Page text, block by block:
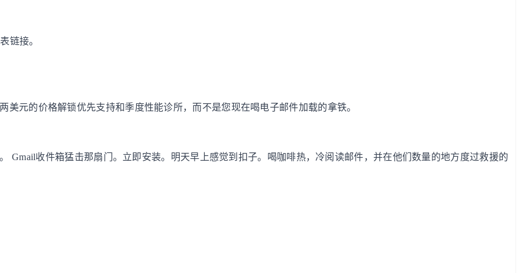
链接。
元的价格解锁优先支持和季度性能诊所，而不是您现在喝电子邮件加载的拿铁。
Gmail收件箱猛击那扇门。立即安装。明天早上感觉到扣子。喝咖啡热，冷阅读邮件，并在他们数量的地方度过救援的